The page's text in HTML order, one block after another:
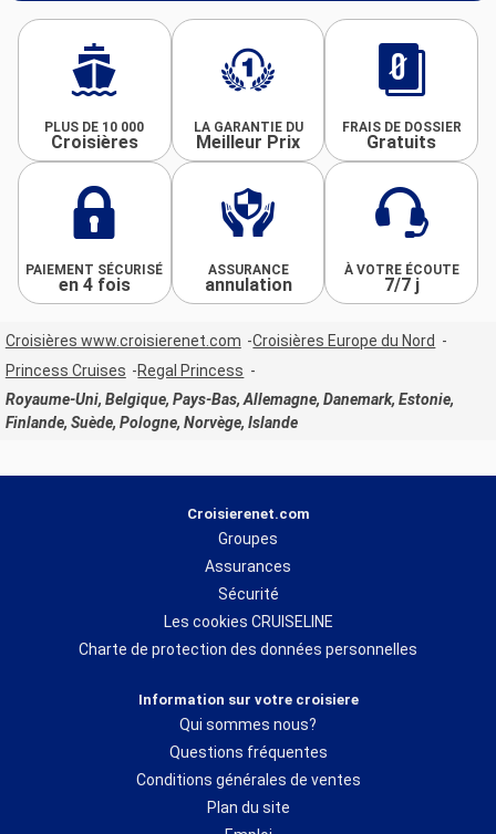
PLUS DE 10 000
Croisières
LA GARANTIE DU
Meilleur Prix
FRAIS DE DOSSIER
Gratuits
PAIEMENT SÉCURISÉ
en 4 fois
ASSURANCE
annulation
À VOTRE ÉCOUTE
7/7 j
Croisières www.croisierenet.com
Croisières Europe du Nord
Princess Cruises
Regal Princess
Royaume-Uni, Belgique, Pays-Bas, Allemagne, Danemark, Estonie,
Finlande, Suède, Pologne, Norvège, Islande
Croisierenet.com
Groupes
Assurances
Sécurité
Les cookies CRUISELINE
Charte de protection des données personnelles
Information sur votre croisiere
Qui sommes nous?
Questions fréquentes
Conditions générales de ventes
Plan du site